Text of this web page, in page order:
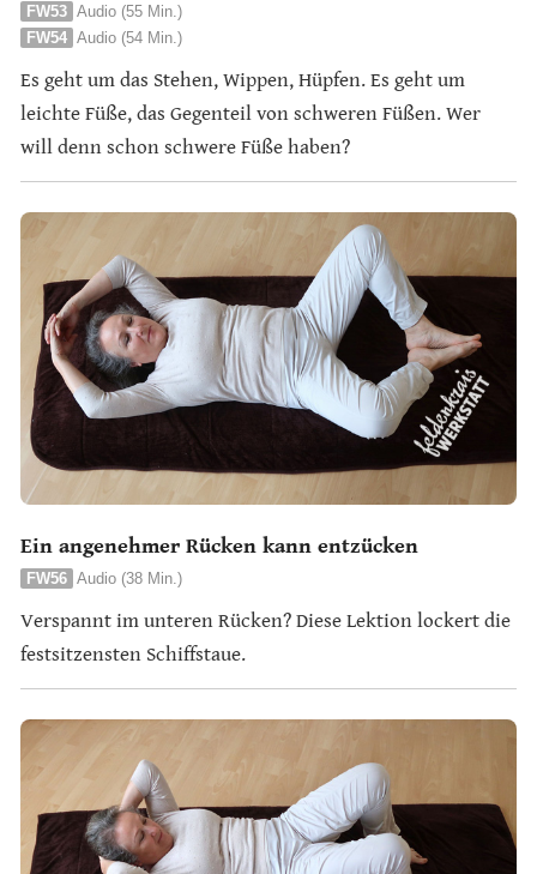
FW53 Audio (55 Min.)
FW54 Audio (54 Min.)
Es geht um das Stehen, Wippen, Hüpfen. Es geht um
leichte Füße, das Gegenteil von schweren Füßen. Wer
will denn schon schwere Füße haben?
Ein angenehmer Rücken kann entzücken
FW56 Audio (38 Min.)
Verspannt im unteren Rücken? Diese Lektion lockert die
festsitzensten Schiffstaue.